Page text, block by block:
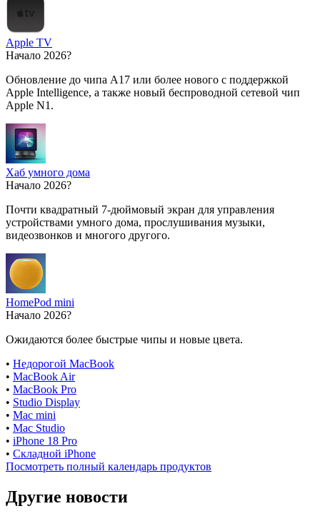
Apple TV
Начало 2026?
Обновление до чипа A17 или более нового с поддержкой
Apple Intelligence, а также новый беспроводной сетевой чип
Apple N1.
Хаб умного дома
Начало 2026?
Почти квадратный 7-дюймовый экран для управления
устройствами умного дома, прослушивания музыки,
видеозвонков и многого другого.
HomePod mini
Начало 2026?
Ожидаются более быстрые чипы и новые цвета.
• Недорогой MacBook
• MacBook Air
• MacBook Pro
• Studio Display
• Mac mini
• Mac Studio
• iPhone 18 Pro
• Складной iPhone
Посмотреть полный календарь продуктов
Другие новости